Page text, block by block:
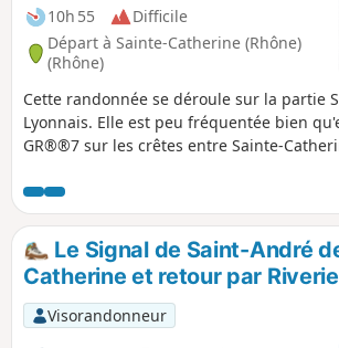
10h 55
Difficile
Départ à Sainte-Catherine (Rhône)
(Rhône)
Cette randonnée se déroule sur la partie
Lyonnais. Elle est peu fréquentée bien
GR®®7 sur les crêtes entre Sainte-
Vierge. Des vestiges témoignent de cette
s'efface peu à peu : chemins de croix,
reconstituées. Le chemin de retour
de la Durèze avant de remonter sur de
celui de Lachal et son orgueilleux château
XVIIIe siècle puis traverse le Bois des
retrouver Sainte-Catherine.
Le Signal de Saint-André
Catherine et retour par Riverie
Visorandonneur